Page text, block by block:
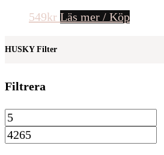
549kr Läs mer / Köp
HUSKY Filter
Filtrera